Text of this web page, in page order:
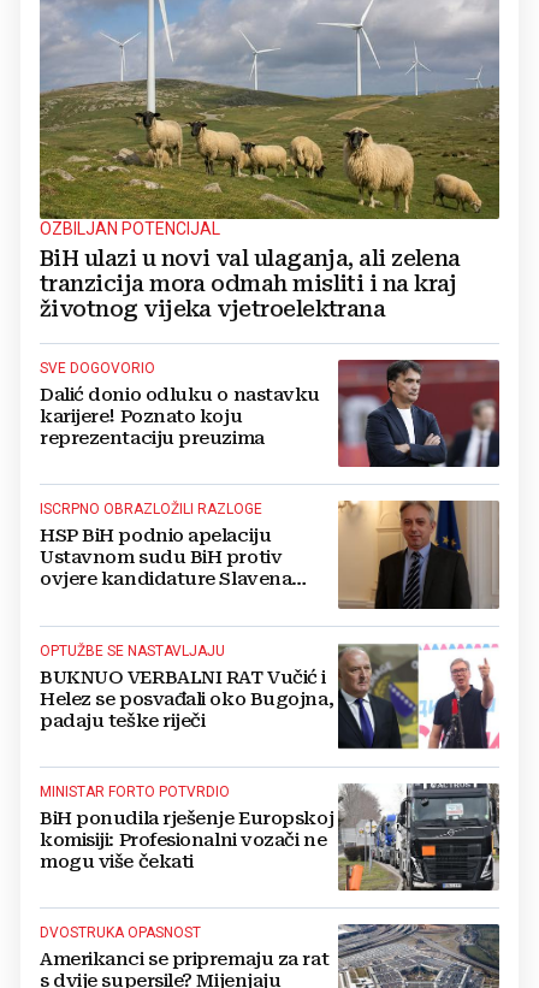
OZBILJAN POTENCIJAL
BiH ulazi u novi val ulaganja, ali zelena
tranzicija mora odmah misliti i na kraj
životnog vijeka vjetroelektrana
SVE DOGOVORIO
Dalić donio odluku o nastavku
karijere! Poznato koju
reprezentaciju preuzima
ISCRPNO OBRAZLOŽILI RAZLOGE
HSP BiH podnio apelaciju
Ustavnom sudu BiH protiv
ovjere kandidature Slavena
OPTUŽBE SE NASTAVLJAJU
BUKNUO VERBALNI RAT Vučić i
Helez se posvađali oko Bugojna,
padaju teške riječi
MINISTAR FORTO POTVRDIO
BiH ponudila rješenje Europskoj
komisiji: Profesionalni vozači ne
mogu više čekati
DVOSTRUKA OPASNOST
Amerikanci se pripremaju za rat
s dvije supersile? Mijenjaju